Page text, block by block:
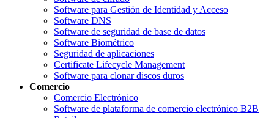
Software para Gestión de Identidad y Acceso
Software DNS
Software de seguridad de base de datos
Software Biométrico
Seguridad de aplicaciones
Certificate Lifecycle Management
Software para clonar discos duros
Comercio
Comercio Electrónico
Software de plataforma de comercio electrónico B2B